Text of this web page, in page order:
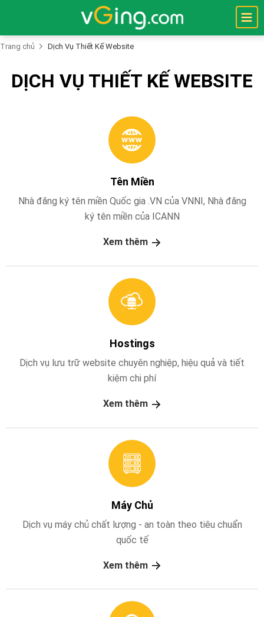
Trang
Chủ
SSL
Thức
Liên
Trang chủ Dịch Vụ Thiết Kế Website
DỊCH VỤ THIẾT KẾ WEBSITE
Tên Miền
Nhà đăng ký tên miền Quốc gia .VN của VNNI, Nhà đăng
ký tên miền của ICANN
Xem thêm
Hostings
Dịch vụ lưu trữ website chuyên nghiệp, hiệu quả và tiết
kiệm chi phí
Xem thêm
Máy Chủ
Dịch vụ máy chủ chất lượng - an toàn theo tiêu chuẩn
quốc tế
Xem thêm